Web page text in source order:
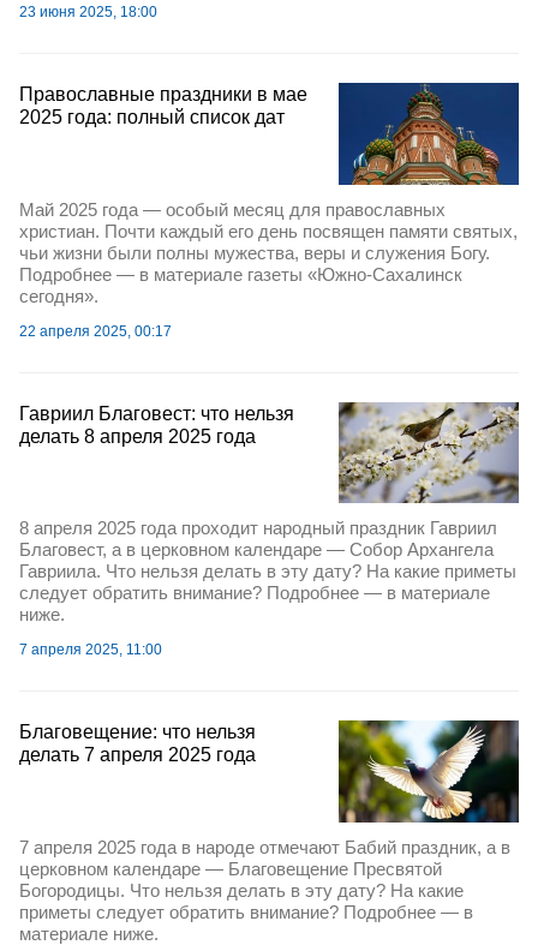
23 июня 2025, 18:00
Православные праздники в мае
2025 года: полный список дат
Май 2025 года — особый месяц для православных
христиан. Почти каждый его день посвящен памяти святых,
чьи жизни были полны мужества, веры и служения Богу.
Подробнее — в материале газеты «Южно-Сахалинск
сегодня».
22 апреля 2025, 00:17
Гавриил Благовест: что нельзя
делать 8 апреля 2025 года
8 апреля 2025 года проходит народный праздник Гавриил
Благовест, а в церковном календаре — Собор Архангела
Гавриила. Что нельзя делать в эту дату? На какие приметы
следует обратить внимание? Подробнее — в материале
ниже.
7 апреля 2025, 11:00
Благовещение: что нельзя
делать 7 апреля 2025 года
7 апреля 2025 года в народе отмечают Бабий праздник, а в
церковном календаре — Благовещение Пресвятой
Богородицы. Что нельзя делать в эту дату? На какие
приметы следует обратить внимание? Подробнее — в
материале ниже.